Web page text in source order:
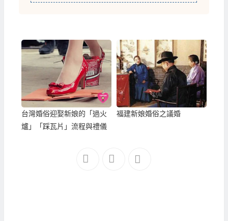
台灣婚俗迎娶新娘的「過火
爐」「踩瓦片」流程與禮儀
福建新娘婚俗之議婚